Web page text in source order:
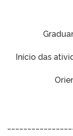
Início das